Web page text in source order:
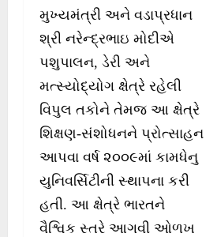
મુખ્યમંત્રી અને વડાપ્રધાન
શ્રી નરેન્દ્રભાઇ મોદીએ
પશુપાલન, ડેરી અને
મત્સ્યોદ્યોગ ક્ષેત્રે રહેલી
વિપુલ તકોને તેમજ આ ક્ષેત્રે
શિક્ષણ-સંશોધનને પ્રોત્સાહન
આપવા વર્ષ ૨૦૦૯માં કામધેનુ
યુનિવર્સિટીની સ્થાપના કરી
હતી. આ ક્ષેત્રે ભારતને
વૈશ્વિક સ્તરે આગવી ઓળખ